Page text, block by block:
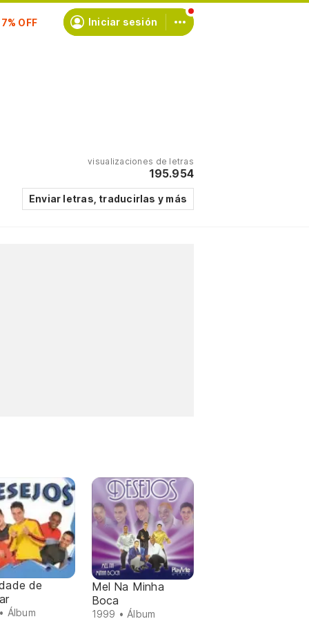
Iniciar sesión
visualizaciones de letras
195.954
Enviar letras, traducirlas y más
de
Álbum
Mel Na Minha
Boca
1999 • Álbum